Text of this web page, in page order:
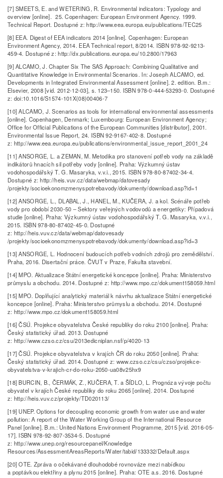
[7] SMEETS, E. and WETERING, R. Environmental indicators: Typology and
overview [online]. 25. Copenhagen: European Environment Agency. 1999.
Technical Report. Dostupné z: http://www.eea.europa.eu/publications/TEC25
[8] EEA. Digest of EEA indicators 2014 [online]. Copenhagen: European
Environment Agency, 2014. EEA Technical report, 8/2014. ISBN 978-92-9213-
459-4. Dostupné z: http://dx.publications.europa.eu/10.2800/17963
[9] ALCAMO, J. Chapter Six The SAS Approach: Combining Qualitative and
Quantitative Knowledge in Environmental Scenarios. In: Joseph ALCAMO, ed.
Developments in Integrated Environmental Assessment [online]. 2. edition. B.m.:
Elsevier, 2008 [vid. 2012-12-03], s. 123–150. ISBN 978-0-444-53293-0. Dostupné
z: doi:10.1016/S1574-101X(08)00406-7
[10] ALCAMO, J. Scenarios as tools for international environmental assessments
[online]. Copenhagen, Denmark; Luxembourg: European Environment Agency;
Office for Official Publications of the European Communities [distributor], 2001.
Environmental Issue Report, 24. ISBN 92-9167-402-8. Dostupné
z: http://www.eea.europa.eu/publications/environmental_issue_report_2001_24
[11] ANSORGE, L. a ZEMAN, M. Metodika pro stanovení potřeb vody na základě
indikátorů hnacích sil potřeby vody [online]. Praha: Výzkumný ústav
vodohospodářský T. G. Masaryka, v.v.i., 2015. ISBN 978-80-87402-34-4.
Dostupné z: http://heis.vuv.cz/data/webmap/datovesady
/projekty/socioekonomzmenyspotrebavody/dokumenty/download.asp?id=1
[12] ANSORGE, L., DLABAL, J., HANEL, M., KUČERA, J. a kol. Scénáře potřeb
vody pro období 2030-50 – Sektory veřejných vodovodů a energetiky: Případová
studie [online]. Praha: Výzkumný ústav vodohospodářský T. G. Masaryka, v.v.i.,
2015. ISBN 978-80-87402-45-0. Dostupné
z: http://heis.vuv.cz/data/webmap/datovesady
/projekty/socioekonomzmenyspotrebavody/dokumenty/download.asp?id=3
[13] ANSORGE, L. Hodnocení budoucích potřeb vodních zdrojů pro zemědělství.
Praha, 2016. Disertační práce. ČVUT v Praze, Fakulta stavební.
[14] MPO. Aktualizace Státní energetické koncepce [online]. Praha: Ministerstvo
průmyslu a obchodu. 2014. Dostupné z: http://www.mpo.cz/dokument158059.html
[15] MPO. Doplňující analytický materiál k návrhu aktualizace Státní energetické
koncepce [online]. Praha: Ministerstvo průmyslu a obchodu. 2014. Dostupné
z: http://www.mpo.cz/dokument158059.html
[16] ČSÚ. Projekce obyvatelstva České republiky do roku 2100 [online]. Praha:
Český statistický úřad. 2013. Dostupné
z: http://www.czso.cz/csu/2013edicniplan.nsf/p/4020-13
[17] ČSÚ. Projekce obyvatelstva v krajích ČR do roku 2050 [online]. Praha:
Český statistický úřad. 2014. Dostupné z: www.czso.cz/csu/czso/projekce-
obyvatelstva-v-krajich-cr-do-roku-2050-ua08v25hx9
[18] BURCIN, B., ČERMÁK, Z., KUČERA, T. a ŠÍDLO, L. Prognóza vývoje počtu
obyvatel v krajích České republiky do roku 2065 [online]. 2014. Dostupné
z: http://heis.vuv.cz/projekty/TD020113/
[19] UNEP. Options for decoupling economic growth from water use and water
pollution: A report of the Water Working Group of the International Resource
Panel [online]. B.m.: United Nations Environment Programme, 2015 [vid. 2016-05-
17]. ISBN 978-92-807-3534-5. Dostupné
z: http://www.unep.org/resourcepanel/Knowledge
Resources/AssessmentAreasReports/Water/tabid/133332/Default.aspx
[20] OTE. Zpráva o očekávané dlouhodobé rovnováze mezi nabídkou
a poptávkou elektřiny a plynu 2015 [online]. Praha: OTE a.s. 2016. Dostupné